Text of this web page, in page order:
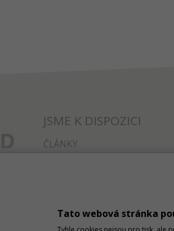
JSME K DISPOZICI
ČLÁNKY
Tato webová stránka